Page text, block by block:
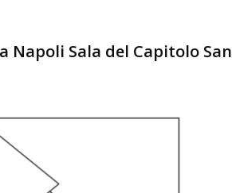
Napoli Sala del Capitolo San